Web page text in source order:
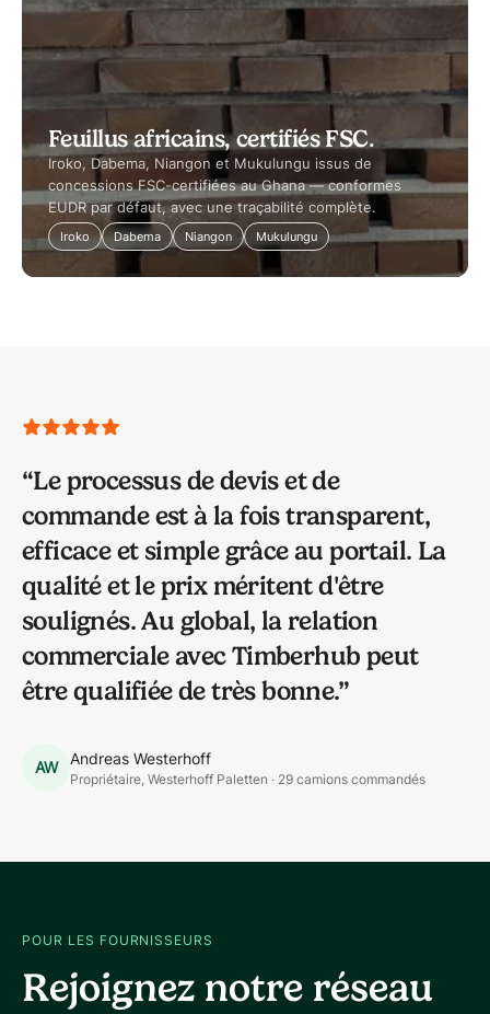
Feuillus africains, certifiés FSC.
Iroko, Dabema, Niangon et Mukulungu issus de
concessions FSC-certifiées au Ghana — conformes
EUDR par défaut, avec une traçabilité complète.
Iroko Dabema Niangon Mukulungu
“Le processus de devis et de
commande est à la fois transparent,
efficace et simple grâce au portail. La
qualité et le prix méritent d'être
soulignés. Au global, la relation
commerciale avec Timberhub peut
être qualifiée de très bonne.”
AW Andreas Westerhoff
Propriétaire, Westerhoff Paletten · 29 camions commandés
POUR LES FOURNISSEURS
Rejoignez notre réseau